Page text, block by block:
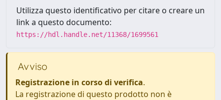
Utilizza questo identificativo per citare o creare un
link a questo documento:
https://hdl.handle.net/11368/1699561
Avviso
Registrazione in corso di verifica.
La registrazione di questo prodotto non è